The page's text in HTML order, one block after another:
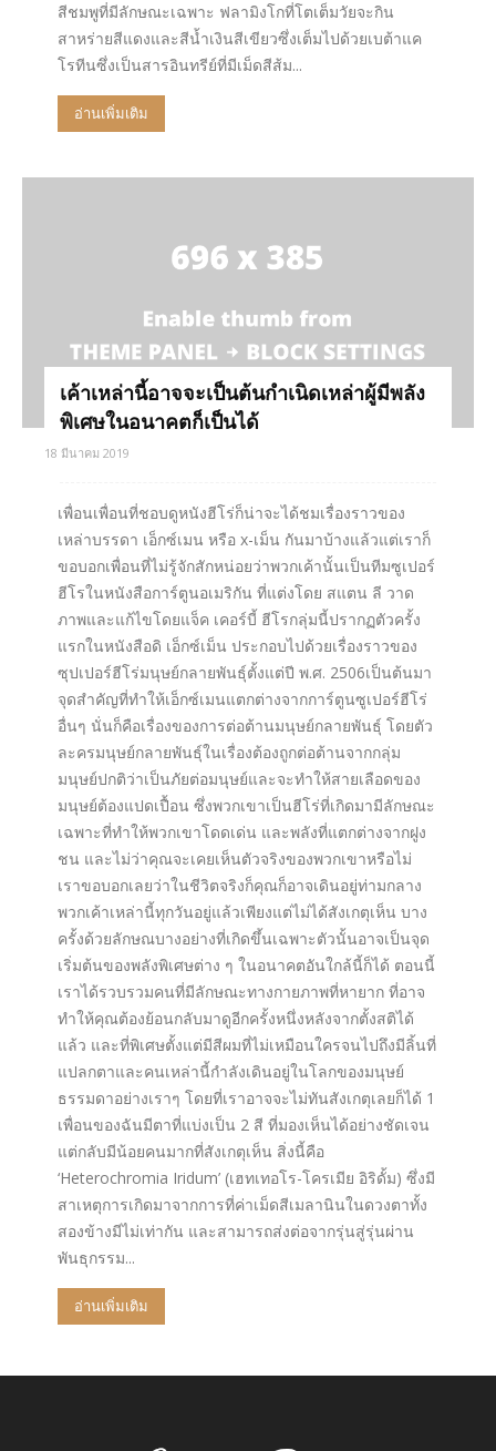
สีชมพูที่มีลักษณะเฉพาะ ฟลามิงโกที่โตเต็มวัยจะกิน
สาหร่ายสีแดงและสีน้ำเงินสีเขียวซึ่งเต็มไปด้วยเบต้าแค
โรทีนซึ่งเป็นสารอินทรีย์ที่มีเม็ดสีส้ม...
อ่านเพิ่มเติม
เค้าเหล่านี้อาจจะเป็นต้นกำเนิดเหล่าผู้มีพลัง
พิเศษในอนาคตก็เป็นได้
18 มีนาคม 2019
เพื่อนเพื่อนที่ชอบดูหนังฮีโร่ก็น่าจะได้ชมเรื่องราวของ
เหล่าบรรดา เอ็กซ์เมน หรือ x-เม็น กันมาบ้างแล้วแต่เราก็
ขอบอกเพื่อนที่ไม่รู้จักสักหน่อยว่าพวกเค้านั้นเป็นทีมซูเปอร์
ฮีโรในหนังสือการ์ตูนอเมริกัน ที่แต่งโดย สแตน ลี วาด
ภาพและแก้ไขโดยแจ็ค เคอร์บี้ ฮีโรกลุ่มนี้ปรากฏตัวครั้ง
แรกในหนังสือดิ เอ็กซ์เม็น ประกอบไปด้วยเรื่องราวของ
ซุปเปอร์ฮีโร่มนุษย์กลายพันธุ์ตั้งแต่ปี พ.ศ. 2506เป็นต้นมา
จุดสำคัญที่ทำให้เอ็กซ์เมนแตกต่างจากการ์ตูนซูเปอร์ฮีโร่
อื่นๆ นั่นก็คือเรื่องของการต่อต้านมนุษย์กลายพันธุ์ โดยตัว
ละครมนุษย์กลายพันธุ์ในเรื่องต้องถูกต่อต้านจากกลุ่ม
มนุษย์ปกติว่าเป็นภัยต่อมนุษย์และจะทำให้สายเลือดของ
มนุษย์ต้องแปดเปื้อน ซึ่งพวกเขาเป็นฮีโร่ที่เกิดมามีลักษณะ
เฉพาะที่ทำให้พวกเขาโดดเด่น และพลังที่แตกต่างจากฝูง
ชน และไม่ว่าคุณจะเคยเห็นตัวจริงของพวกเขาหรือไม่
เราขอบอกเลยว่าในชีวิตจริงก็คุณก็อาจเดินอยู่ท่ามกลาง
พวกเค้าเหล่านี้ทุกวันอยู่แล้วเพียงแต่ไม่ได้สังเกตุเห็น บาง
ครั้งด้วยลักษณบางอย่างที่เกิดขึ้นเฉพาะตัวนั้นอาจเป็นจุด
เริ่มต้นของพลังพิเศษต่าง ๆ ในอนาคตอันใกล้นี้ก็ได้ ตอนนี้
เราได้รวบรวมคนที่มีลักษณะทางกายภาพที่หายาก ที่อาจ
ทำให้คุณต้องย้อนกลับมาดูอีกครั้งหนึ่งหลังจากตั้งสติได้
แล้ว และที่พิเศษตั้งแต่มีสีผมที่ไม่เหมือนใครจนไปถึงมีลิ้นที่
แปลกตาและคนเหล่านี้กำลังเดินอยู่ในโลกของมนุษย์
ธรรมดาอย่างเราๆ โดยที่เราอาจจะไม่ทันสังเกตุเลยก็ได้ 1
เพื่อนของฉันมีตาที่แบ่งเป็น 2 สี ที่มองเห็นได้อย่างชัดเจน
แต่กลับมีน้อยคนมากที่สังเกตุเห็น สิ่งนี้คือ
‘Heterochromia Iridum’ (เฮทเทอโร-โครเมีย อิริดั้ม) ซึ่งมี
สาเหตุการเกิดมาจากการที่ค่าเม็ดสีเมลานินในดวงตาทั้ง
สองข้างมีไม่เท่ากัน และสามารถส่งต่อจากรุ่นสู่รุ่นผ่าน
พันธุกรรม...
อ่านเพิ่มเติม